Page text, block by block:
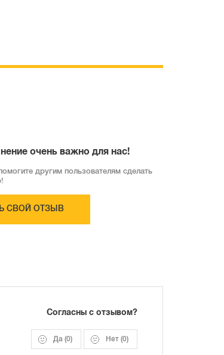
очень важно для нас!
другим пользователям сделать
СВОЙ ОТЗЫВ
Согласны с отзывом?
Да (0) Нет (0)